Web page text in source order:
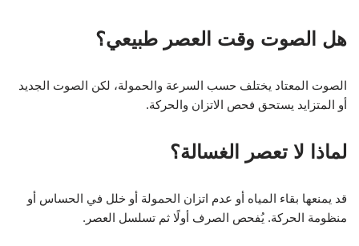
هل الصوت وقت العصر طبيعي؟
الصوت المعتاد يختلف حسب السرعة والحمولة، لكن الصوت الجديد
أو المتزايد يستحق فحص الاتزان والحركة.
لماذا لا تعصر الغسالة؟
قد يمنعها بقاء المياه أو عدم اتزان الحمولة أو خلل في الحساس أو
منظومة الحركة. يُفحص الصرف أولًا ثم تسلسل العصر.